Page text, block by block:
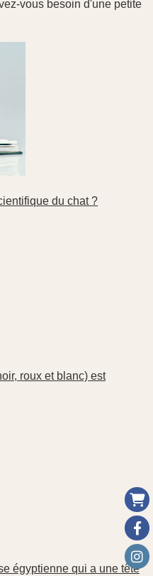
vous besoin d'une petite
du chat ?
roux et blanc) est
égyptienne qui a une tête